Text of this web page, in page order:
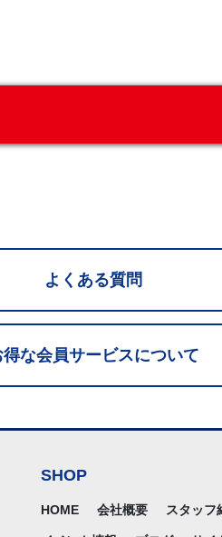
よくある質問
得な会員サービスについて
SHOP
HOME 会社概要 スタッフ